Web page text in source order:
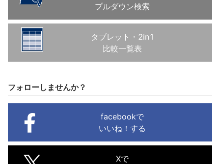
プルダウン検索
タブレット・2in1
比較一覧表
フォローしませんか？
facebookで
いいね！する
Xで